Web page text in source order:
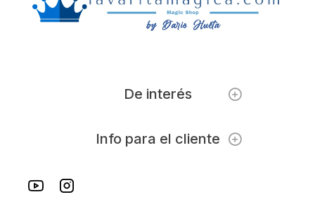
De interés
Info para el cliente